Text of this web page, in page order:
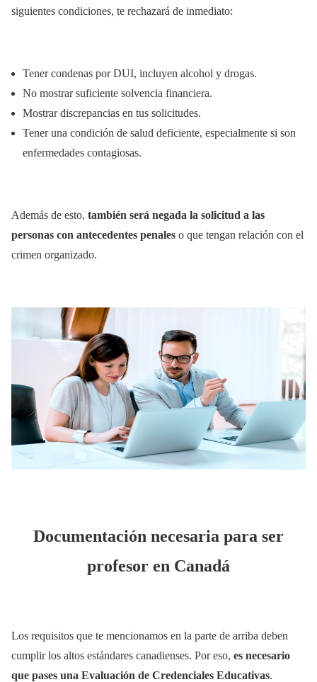
siguientes condiciones, te rechazará de inmediato:
Tener condenas por DUI, incluyen alcohol y drogas.
No mostrar suficiente solvencia financiera.
Mostrar discrepancias en tus solicitudes.
Tener una condición de salud deficiente, especialmente si son
enfermedades contagiosas.
Además de esto, también será negada la solicitud a las
personas con antecedentes penales o que tengan relación con el
crimen organizado.
Documentación necesaria para ser
profesor en Canadá
Los requisitos que te mencionamos en la parte de arriba deben
cumplir los altos estándares canadienses. Por eso, es necesario
que pases una Evaluación de Credenciales Educativas.